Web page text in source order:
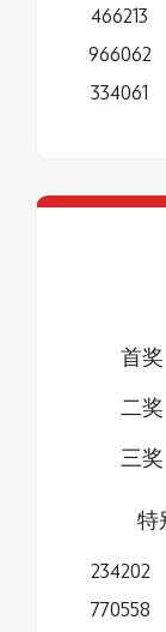
466213
966062
334061
首奖
二奖
三奖
特
234202
770558